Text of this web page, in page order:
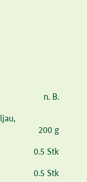
n. B.
200 g
0.5 Stk
0.5 Stk